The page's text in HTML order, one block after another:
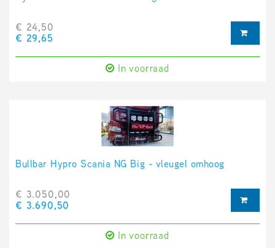
€ 24,50
€ 29,65
In voorraad
Bullbar Hypro Scania NG Big - vleugel omhoog
€ 3.050,00
€ 3.690,50
In voorraad